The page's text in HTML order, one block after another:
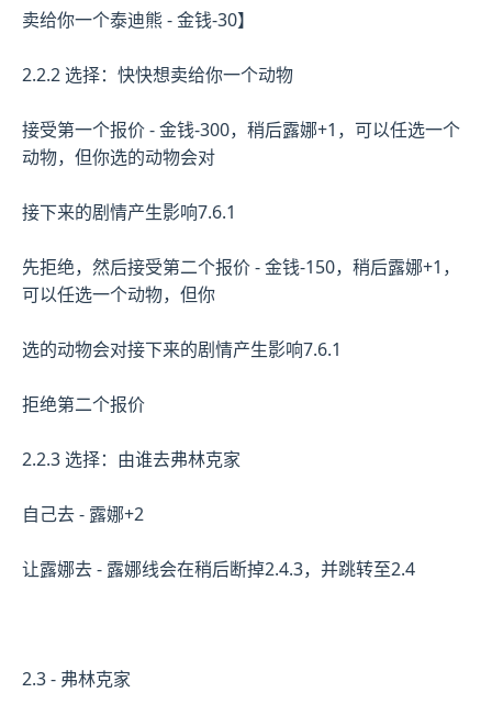
卖给你一个泰迪熊 - 金钱-30】
2.2.2 选择：快快想卖给你一个动物
接受第一个报价 - 金钱-300，稍后露娜+1，可以任选一个
动物，但你选的动物会对
接下来的剧情产生影响7.6.1
先拒绝，然后接受第二个报价 - 金钱-150，稍后露娜+1，
可以任选一个动物，但你
选的动物会对接下来的剧情产生影响7.6.1
拒绝第二个报价
2.2.3 选择：由谁去弗林克家
自己去 - 露娜+2
让露娜去 - 露娜线会在稍后断掉2.4.3，并跳转至2.4
2.3 - 弗林克家